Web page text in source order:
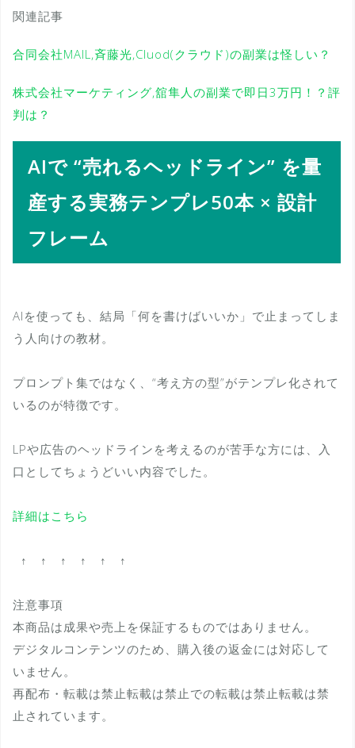
関連記事
合同会社MAIL,斉藤光,Cluod(クラウド)の副業は怪しい？
株式会社マーケティング,舘隼人の副業で即日3万円！？評
判は？
AIで “売れるヘッドライン” を量
産する実務テンプレ50本 × 設計
フレーム
AIを使っても、結局「何を書けばいいか」で止まってしま
う人向けの教材。
プロンプト集ではなく、“考え方の型”がテンプレ化されて
いるのが特徴です。
LPや広告のヘッドラインを考えるのが苦手な方には、入
口としてちょうどいい内容でした。
詳細はこちら
↑ ↑ ↑ ↑ ↑ ↑
注意事項
本商品は成果や売上を保証するものではありません。
デジタルコンテンツのため、購入後の返金には対応して
いません。
再配布・転載は禁止転載は禁止での転載は禁止転載は禁
止されています。